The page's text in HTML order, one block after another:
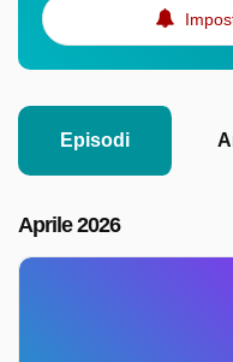
Episodi
Aprile 2026